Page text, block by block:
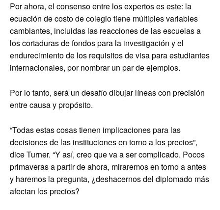
Por ahora, el consenso entre los expertos es este: la
ecuación de costo de colegio tiene múltiples variables
cambiantes, incluidas las reacciones de las escuelas a
los cortaduras de fondos para la investigación y el
endurecimiento de los requisitos de visa para estudiantes
internacionales, por nombrar un par de ejemplos.
Por lo tanto, será un desafío dibujar líneas con precisión
entre causa y propósito.
“Todas estas cosas tienen implicaciones para las
decisiones de las instituciones en torno a los precios”,
dice Turner. “Y así, creo que va a ser complicado. Pocos
primaveras a partir de ahora, miraremos en torno a antes
y haremos la pregunta, ¿deshacernos del diplomado más
afectan los precios?